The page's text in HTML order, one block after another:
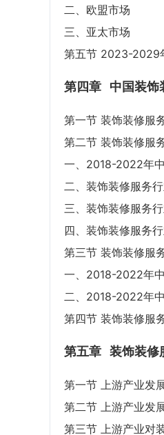
二、欧盟市场
三、亚太市场
第五节 2023-2029
第四章 中国装饰
第一节 装饰装修服
第二节 装饰装修服
一、2018-2022年
二、装饰装修服务
三、装饰装修服务
四、装饰装修服务
第三节 装饰装修服
一、2018-2022年
二、2018-2022年
第四节 装饰装修服
第五章 装饰装修
第一节 上游产业发
第二节 上游产业发
第三节 上游产业对